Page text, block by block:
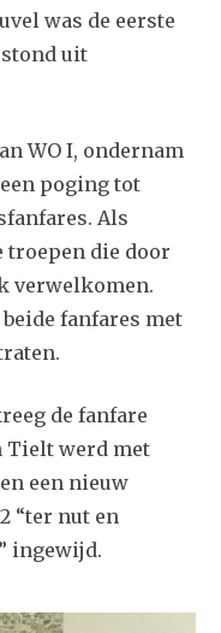
was de eerste
uit
WO I, ondernam
poging tot
Als
die door
verwelkomen.
fanfares met
de fanfare
werd met
een nieuw
“ter nut en
ingewijd.